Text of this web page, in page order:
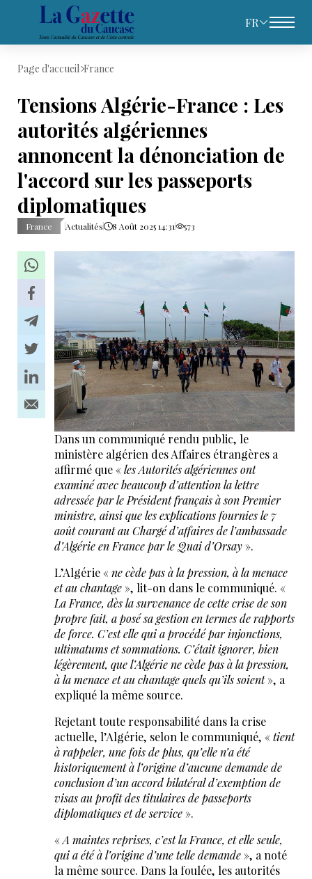
FR
Page d'accueil France
Tensions Algérie-France : Les
autorités algériennes
annoncent la dénonciation de
l'accord sur les passeports
diplomatiques
France Actualités 8 Août 2025 14:31 573
Dans un communiqué rendu public, le
ministère algérien des Affaires étrangères a
affirmé que «les Autorités algériennes ont
examiné avec beaucoup d’attention la lettre
adressée par le Président français à son Premier
ministre, ainsi que les explications fournies le 7
août courant au Chargé d’affaires de l’ambassade
d’Algérie en France par le Quai d’Orsay».
L’Algérie «ne cède pas à la pression, à la menace
et au chantage», lit-on dans le communiqué. «
La France, dès la survenance de cette crise de son
propre fait, a posé sa gestion en termes de rapports
de force. C’est elle qui a procédé par injonctions,
ultimatums et sommations. C’était ignorer, bien
légèrement, que l’Algérie ne cède pas à la pression,
à la menace et au chantage quels qu’ils soient», a
expliqué la même source.
Rejetant toute responsabilité dans la crise
actuelle, l’Algérie, selon le communiqué, «tient
à rappeler, une fois de plus, qu’elle n’a été
historiquement à l’origine d’aucune demande de
conclusion d’un accord bilatéral d’exemption de
visas au profit des titulaires de passeports
diplomatiques et de service ».
«A maintes reprises, c’est la France, et elle seule,
qui a été à l’origine d’une telle demande », a noté
la même source. Dans la foulée, les autorités